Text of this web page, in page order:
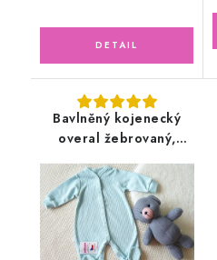
Bavlněný kojenecký
overal žebrovaný,